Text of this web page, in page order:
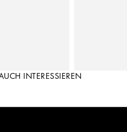
INTERESSIEREN